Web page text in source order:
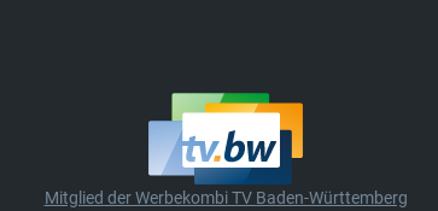
Mitglied der Werbekombi TV Baden-Württemberg